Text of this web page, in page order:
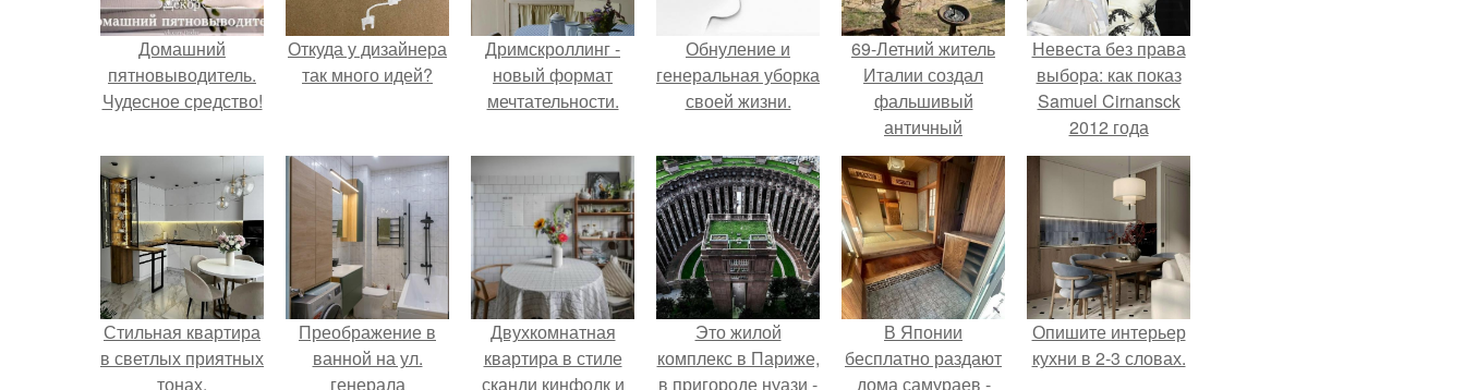
Домашний
пятновыводитель.
Чудесное средство!
Откуда у дизайнера
так много идей?
Дримскроллинг -
новый формат
мечтательности.
Обнуление и
генеральная уборка
своей жизни.
69-Летний житель
Италии создал
фальшивый
античный
амфитеатр и
долгое время
успешно выдавал
его за настоящее
историческое
наследие.
Невеста без права
выбора: как показ
Samuel Cirnansck
2012 года
превратил подиум
в манифест против
принуждения.
Стильная квартира
в светлых приятных
тонах.
Преображение в
ванной на ул.
генерала
Двухкомнатная
квартира в стиле
сканди кинфолк и
Это жилой
комплекс в Париже,
в пригороде нуази -
В Японии
бесплатно раздают
дома самураев -
Опишите интерьер
кухни в 2-3 словах.